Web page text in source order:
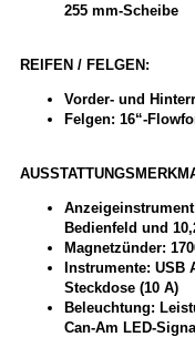
255 mm-Scheibe
REIFEN / FELGEN:
Vorder- und
Felgen: 16“-
Bedienfeld und
Magnetzünder:
Instrumente: USB
Steckdose (10 A)
Beleuchtung:
Can-Am LED-